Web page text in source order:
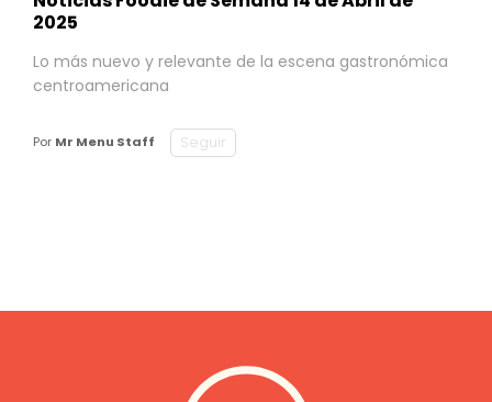
2025
Lo más nuevo y relevante de la escena gastronómica
centroamericana
Por Mr Menu Staff Seguir